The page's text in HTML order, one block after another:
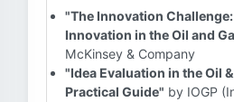
"The Innovation
Innovation in the Oil and
McKinsey & Company
"Idea Evaluation in the Oil
Practical Guide" by IOGP